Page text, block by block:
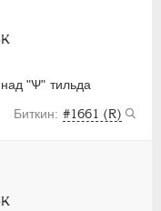
"Ѱ" тильда
#1661 (R)